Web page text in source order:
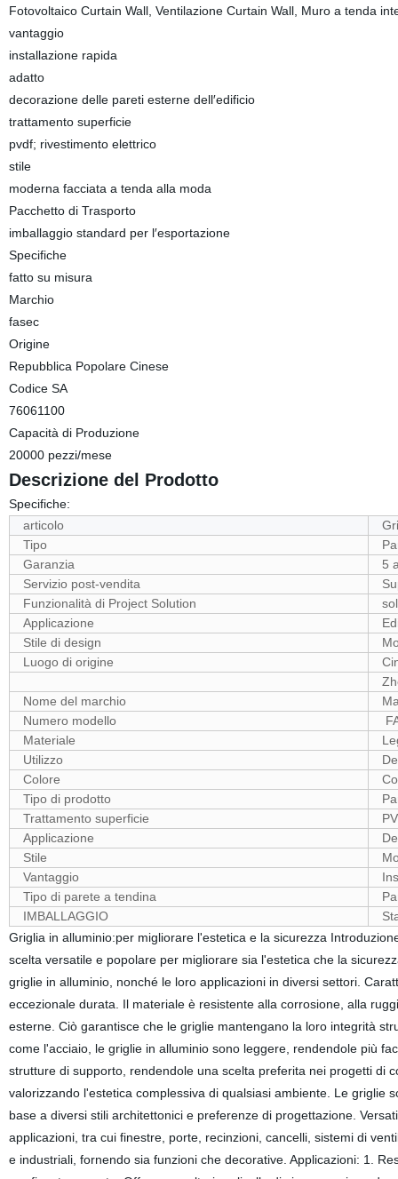
Fotovoltaico Curtain Wall, Ventilazione Curtain Wall, Muro a tenda
vantaggio
installazione rapida
adatto
decorazione delle pareti esterne dell′edificio
trattamento superficie
pvdf; rivestimento elettrico
stile
moderna facciata a tenda alla moda
Pacchetto di Trasporto
imballaggio standard per l′esportazione
Specifiche
fatto su misura
Marchio
fasec
Origine
Repubblica Popolare Cinese
Codice SA
76061100
Capacità di Produzione
20000 pezzi/mese
Descrizione del Prodotto
Specifiche:
articolo
Tipo
Garanzia
5
Servizio post-vendita
Funzionalità di Project Solution
Applicazione
Stile di design
Luogo di origine
Nome del marchio
Numero modello
Materiale
Utilizzo
Colore
Tipo di prodotto
Trattamento superficie
Applicazione
Stile
Vantaggio
Tipo di parete a tendina
IMBALLAGGIO
Griglia in alluminio:per migliorare l'estetica e la sicurezza
scelta versatile e popolare per migliorare sia l'estetica che la
griglie in alluminio, nonché le loro applicazioni in diversi settori.
eccezionale durata. Il materiale è resistente alla corrosione, alla
esterne. Ciò garantisce che le griglie mantengano la loro integrità
come l'acciaio, le griglie in alluminio sono leggere, rendendole più
strutture di supporto, rendendole una scelta preferita nei progetti di
valorizzando l'estetica complessiva di qualsiasi ambiente. Le griglie
base a diversi stili architettonici e preferenze di progettazione.
applicazioni, tra cui finestre, porte, recinzioni, cancelli, sistemi di
e industriali, fornendo sia funzioni che decorative. Applicazioni: 1.